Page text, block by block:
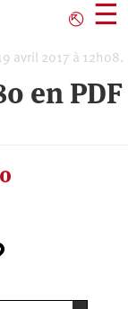
⎋ ☰
avril 2017 à 12h08.
en PDF